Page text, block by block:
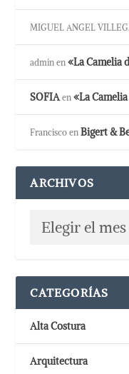
MIGUEL ANGEL
admin en«La Camelia
SOFIAen«La
Francisco enBigert &
ARCHIVOS
CATEGORÍAS
Alta Costura
Arquitectura